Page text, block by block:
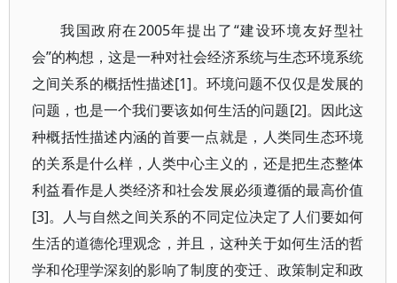
我国政府在2005年提出了“建设环境友好型社
会”的构想，这是一种对社会经济系统与生态环境系统
之间关系的概括性描述[1]。环境问题不仅仅是发展的
问题，也是一个我们要该如何生活的问题[2]。因此这
种概括性描述内涵的首要一点就是，人类同生态环境
的关系是什么样，人类中心主义的，还是把生态整体
利益看作是人类经济和社会发展必须遵循的最高价值
[3]。人与自然之间关系的不同定位决定了人们要如何
生活的道德伦理观念，并且，这种关于如何生活的哲
学和伦理学深刻的影响了制度的变迁、政策制定和政